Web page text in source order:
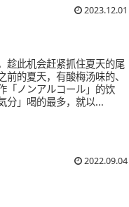
2023.12.01
趁此机会赶紧抓住夏天的尾
的夏天，有酸梅汤味的、
「ノンアルコール」的饮
分」喝的最多，就以...
2022.09.04